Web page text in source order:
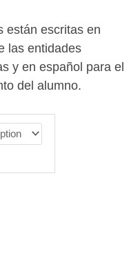
están escritas en
las entidades
y en español para el
del alumno.